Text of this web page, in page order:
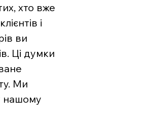
хто вже
і
ви
Ці думки
Ми
нашому